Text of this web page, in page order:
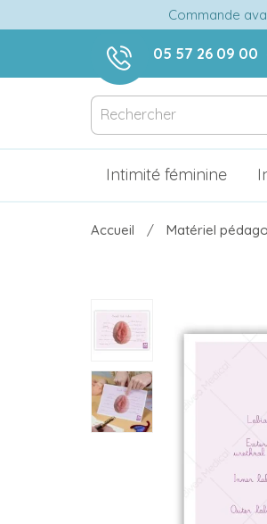
Commande
05 57 26 09 00
Intimité féminine
Accueil Matériel